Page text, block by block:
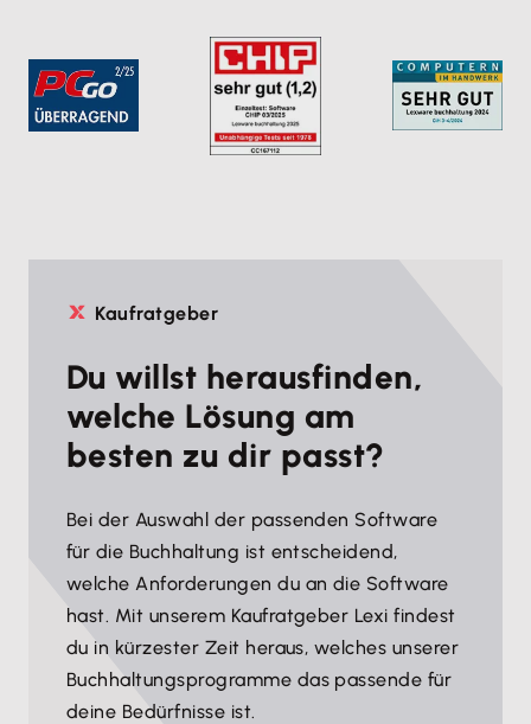
Kaufratgeber
Du willst herausfinden,
welche Lösung am
besten zu dir passt?
Bei der Auswahl der passenden Software
für die Buchhaltung ist entscheidend,
welche Anforderungen du an die Software
hast. Mit unserem Kaufratgeber Lexi findest
du in kürzester Zeit heraus, welches unserer
Buchhaltungsprogramme das passende für
deine Bedürfnisse ist.